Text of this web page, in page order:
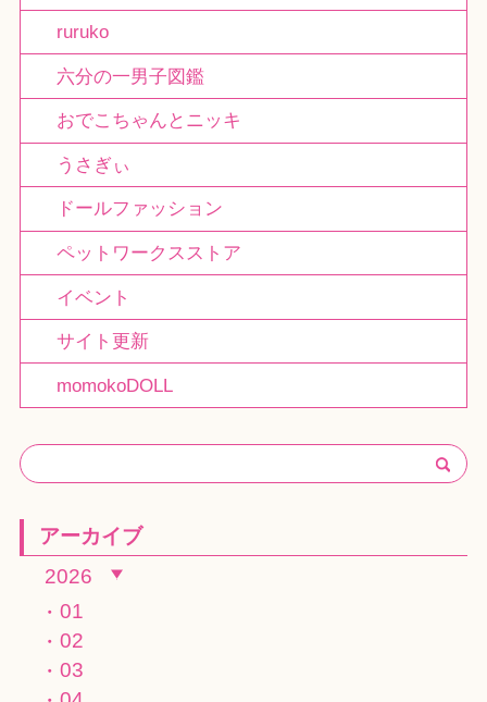
ruruko
六分の一男子図鑑
おでこちゃんとニッキ
うさぎぃ
ドールファッション
ペットワークスストア
イベント
サイト更新
momokoDOLL
アーカイブ
2026
01
02
03